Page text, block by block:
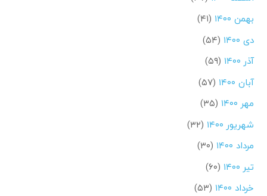
بهمن ۱۴۰۰
(۴۱)
دی ۱۴۰۰
(۵۴)
آذر ۱۴۰۰
(۵۹)
آبان ۱۴۰۰
(۵۷)
مهر ۱۴۰۰
(۳۵)
شهریور ۱۴۰۰
(۳۲)
مرداد ۱۴۰۰
(۳۰)
تیر ۱۴۰۰
(۶۰)
خرداد ۱۴۰۰
(۵۳)